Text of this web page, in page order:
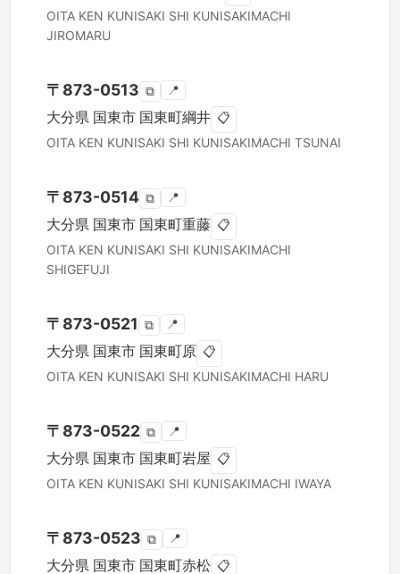
OITA KEN KUNISAKI SHI KUNISAKIMACHI
JIROMARU
〒 873-0513 ⧉ 📍
大分県 国東市 国東町綱井 📋
OITA KEN KUNISAKI SHI KUNISAKIMACHI TSUNAI
〒 873-0514 ⧉ 📍
大分県 国東市 国東町重藤 📋
OITA KEN KUNISAKI SHI KUNISAKIMACHI
SHIGEFUJI
〒 873-0521 ⧉ 📍
大分県 国東市 国東町原 📋
OITA KEN KUNISAKI SHI KUNISAKIMACHI HARU
〒 873-0522 ⧉ 📍
大分県 国東市 国東町岩屋 📋
OITA KEN KUNISAKI SHI KUNISAKIMACHI IWAYA
〒 873-0523 ⧉ 📍
大分県 国東市 国東町赤松 📋